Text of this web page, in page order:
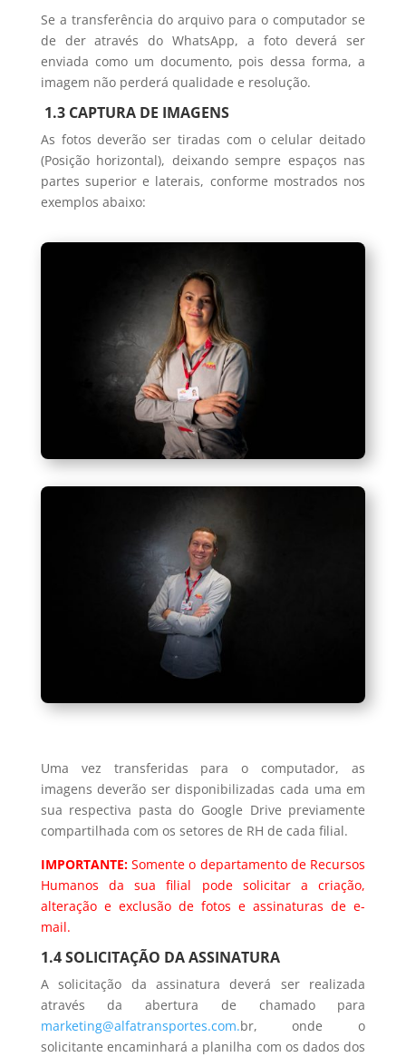
Se a transferência do arquivo para o computador se
de der através do WhatsApp, a foto deverá ser
enviada como um documento, pois dessa forma, a
imagem não perderá qualidade e resolução.
1.3 CAPTURA DE IMAGENS
As fotos deverão ser tiradas com o celular deitado
(Posição horizontal), deixando sempre espaços nas
partes superior e laterais, conforme mostrados nos
exemplos abaixo:
Uma vez transferidas para o computador, as
imagens deverão ser disponibilizadas cada uma em
sua respectiva pasta do Google Drive previamente
compartilhada com os setores de RH de cada filial.
IMPORTANTE:Somente o departamento de Recursos
Humanos da sua filial pode solicitar a criação,
alteração e exclusão de fotos e assinaturas de e-
mail.
1.4 SOLICITAÇÃO DA ASSINATURA
A solicitação da assinatura deverá ser realizada
através da abertura de chamado para
marketing@alfatransportes.com.br, onde o
solicitante encaminhará a planilha com os dados dos